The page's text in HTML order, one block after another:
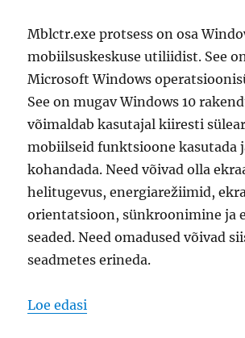
Mblctr.exe protsess on osa
mobiilsuskeskuse utiliidist. See
Microsoft Windows
See on mugav Windows 10
võimaldab kasutajal kiiresti
mobiilseid funktsioone kasutada
kohandada. Need võivad olla
helitugevus, energiarežiimid,
orientatsioon, sünkroonimine ja
seaded. Need omadused võivad
seadmetes erineda.
Loe edasi